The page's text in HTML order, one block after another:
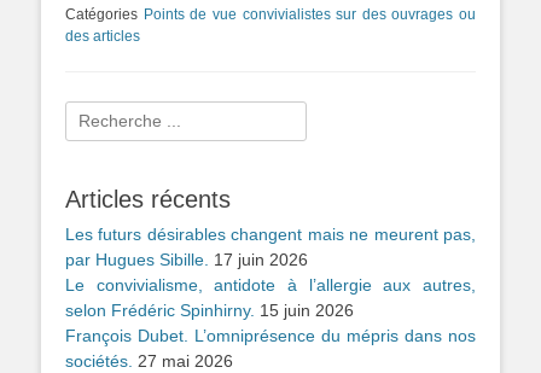
Catégories Points de vue convivialistes sur des ouvrages ou
des articles
Rechercher :
Articles récents
Les futurs désirables changent mais ne meurent pas,
par Hugues Sibille. 17 juin 2026
Le convivialisme, antidote à l’allergie aux autres,
selon Frédéric Spinhirny. 15 juin 2026
François Dubet. L’omniprésence du mépris dans nos
sociétés. 27 mai 2026